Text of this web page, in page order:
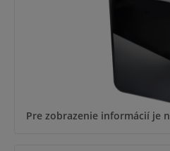
Pre zobrazenie informácií je